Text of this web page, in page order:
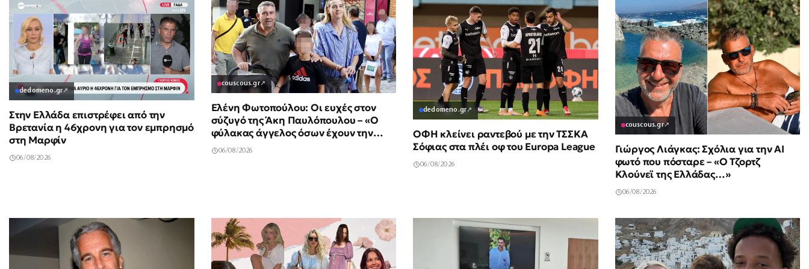
dedomeno.gr↗
Στην Ελλάδα επιστρέφει από την
Βρετανία η 46χρονη για τον εμπρησμό
στη Μαρφίν
06/08/2026
couscous.gr↗
Ελένη Φωτοπούλου: Οι ευχές στον
σύζυγό της Άκη Παυλόπουλου – «Ο
φύλακας άγγελος όσων έχουν την
τύχη να βρίσκονται κοντά του»
06/08/2026
dedomeno.gr↗
ΟΦΗ κλείνει ραντεβού με την ΤΣΣΚΑ
Σόφιας στα πλέι οφ του Europa League
06/08/2026
couscous.gr↗
Γιώργος Λιάγκας: Σχόλια για την ΑΙ
φωτό που πόσταρε – «Ο Τζορτζ
Κλούνεϊ της Ελλάδας…»
06/08/2026